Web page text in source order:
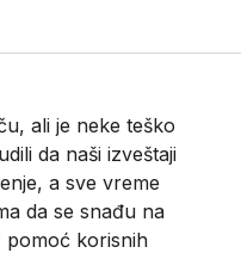
ali je neke teško
da naši izveštaji
a sve vreme
da se snađu na
pomoć korisnih